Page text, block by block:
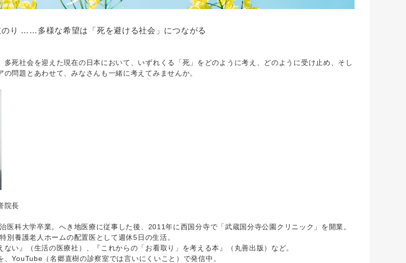
のり ……多様な希望は「死を避ける社会」につながる
多死社会を迎えた現在の日本において、いずれくる「死」をどのように考え、どのように受け止め、そし
問題とあわせて、みなさんも一緒に考えてみませんか。
院長
医科大学卒業。へき地医療に従事した後、2011年に西国分寺で「武蔵国分寺公園クリニック」を開業。
別養護老人ホームの配置医として週休5日の生活。
い』（生活の医療社）、『これからの「お看取り」を考える本』（丸善出版）など。
、YouTube（名郷直樹の診察室では言いにくいこと）で発信中。